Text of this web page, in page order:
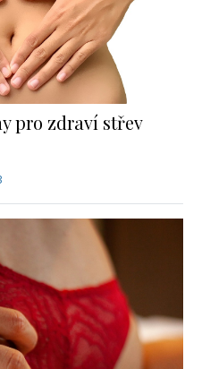
pro zdraví střev